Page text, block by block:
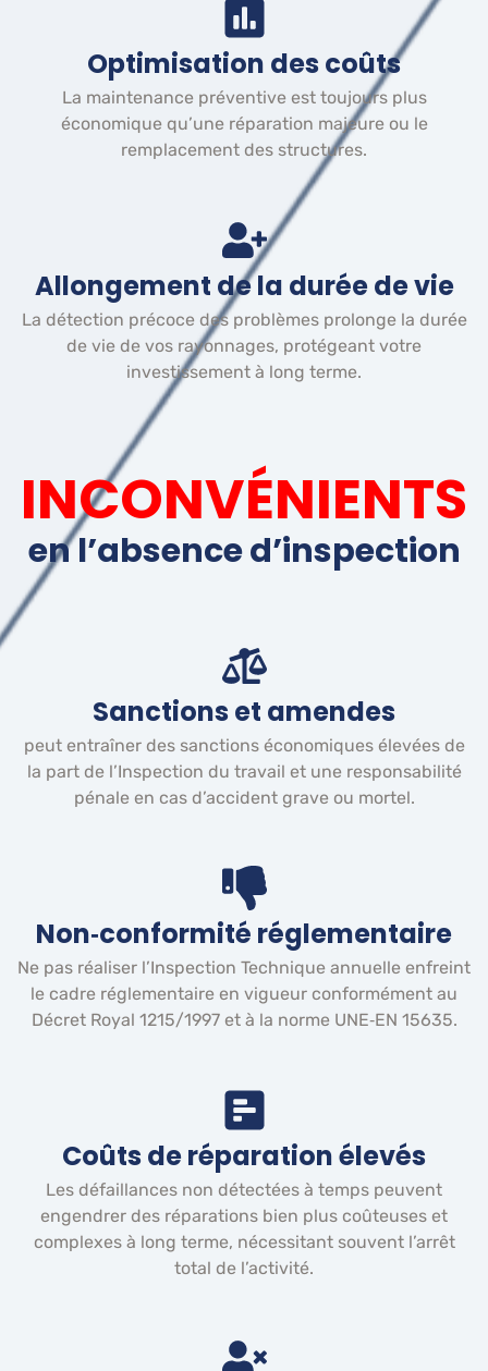
Optimisation des coûts
La maintenance préventive est toujours plus
économique qu’une réparation majeure ou le
remplacement des structures.
Allongement de la durée de vie
La détection précoce des problèmes prolonge la durée
de vie de vos rayonnages, protégeant votre
investissement à long terme.
INCONVÉNIENTS
en l’absence d’inspection
Sanctions et amendes
peut entraîner des sanctions économiques élevées de
la part de l’Inspection du travail et une responsabilité
pénale en cas d’accident grave ou mortel.
Non‑conformité réglementaire
Ne pas réaliser l’Inspection Technique annuelle enfreint
le cadre réglementaire en vigueur conformément au
Décret Royal 1215/1997 et à la norme UNE‑EN 15635.
Coûts de réparation élevés
Les défaillances non détectées à temps peuvent
engendrer des réparations bien plus coûteuses et
complexes à long terme, nécessitant souvent l’arrêt
total de l’activité.